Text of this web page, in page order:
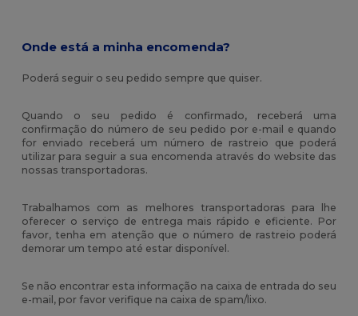
Onde está a minha encomenda?
Poderá seguir o seu pedido sempre que quiser.
Quando o seu pedido é confirmado, receberá uma
confirmação do número de seu pedido por e-mail e quando
for enviado receberá um número de rastreio que poderá
utilizar para seguir a sua encomenda através do website das
nossas transportadoras.
Trabalhamos com as melhores transportadoras para lhe
oferecer o serviço de entrega mais rápido e eficiente. Por
favor, tenha em atenção que o número de rastreio poderá
demorar um tempo até estar disponível.
Se não encontrar esta informação na caixa de entrada do seu
e-mail, por favor verifique na caixa de spam/lixo.